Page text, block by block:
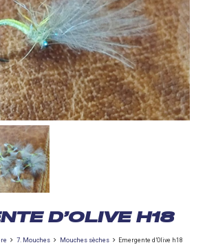
D’OLIVE H18
7. Mouches Mouches sèches Emergente d’Olive h18